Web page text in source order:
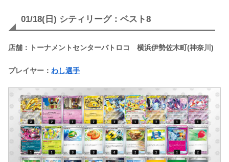
01/18(日) シティリーグ：ベスト8
店舗：トーナメントセンターバトロコ 横浜伊勢佐木町(神奈川)
プレイヤー： わし選手